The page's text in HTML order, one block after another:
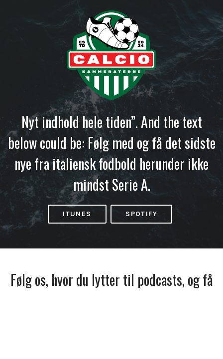
Nyt indhold hele tiden”. And the text
below could be: Følg med og få det sidste
nye fra italiensk fodbold herunder ikke
mindst Serie A.
ITUNES SPOTIFY
Følg os, hvor du lytter til podcasts, og få